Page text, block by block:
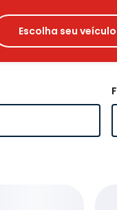
Escolha seu veículo